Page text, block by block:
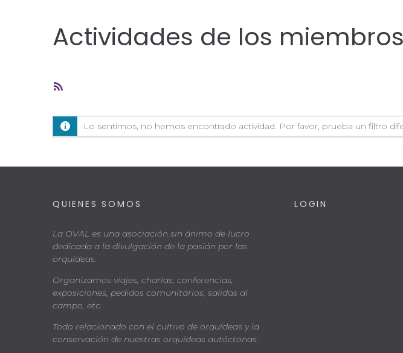
Actividades de los miembros
Lo sentimos, no hemos encontrado actividad. Por favor, prueba un filtro
QUIENES SOMOS
La OVAL es una asociación sin ánimo de lucro
dedicada a la divulgación de la pasión por las
orquídeas.
Organizamos viajes, charlas, conferencias,
exposiciones, pedidos comunitarios, salidas al
campo, etc.
Todo relacionado con el cultivo de orquídeas y la
conservación de nuestras orquídeas autóctonas.
LOGIN